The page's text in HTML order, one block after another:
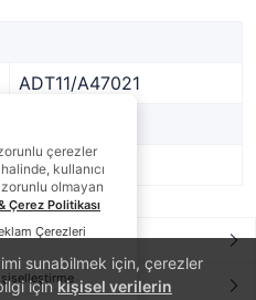
sunabilmek için, çerezler
içinkişisel verilerin
ADT11/A47021
Var
çerezler
kullanıcı
olmayan
Çerez Politikası
Çerezleri